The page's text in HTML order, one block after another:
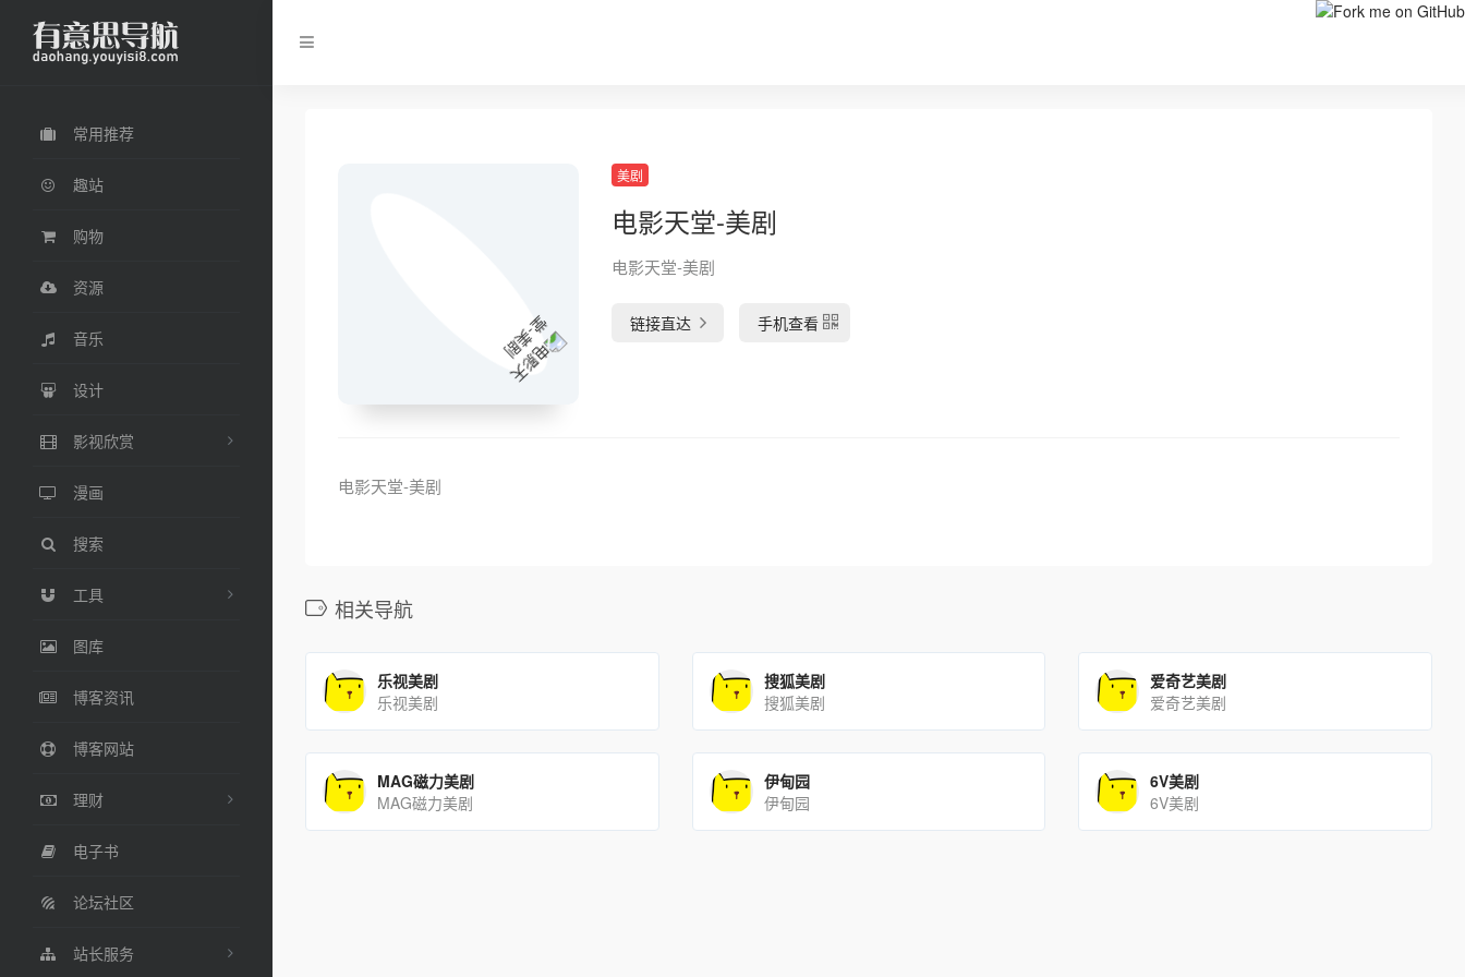
常用推荐
趣站
购物
资源
音乐
设计
影视欣赏
漫画
搜索
工具
图库
博客资讯
博客网站
理财
电子书
论坛社区
站长服务
美剧
电影天堂-美剧
电影天堂-美剧
链接直达 手机查看
电影天堂-美剧
相关导航
乐视美剧
乐视美剧
搜狐美剧
搜狐美剧
爱奇艺美剧
爱奇艺美剧
MAG磁力美剧
MAG磁力美剧
伊甸园
伊甸园
6V美剧
6V美剧